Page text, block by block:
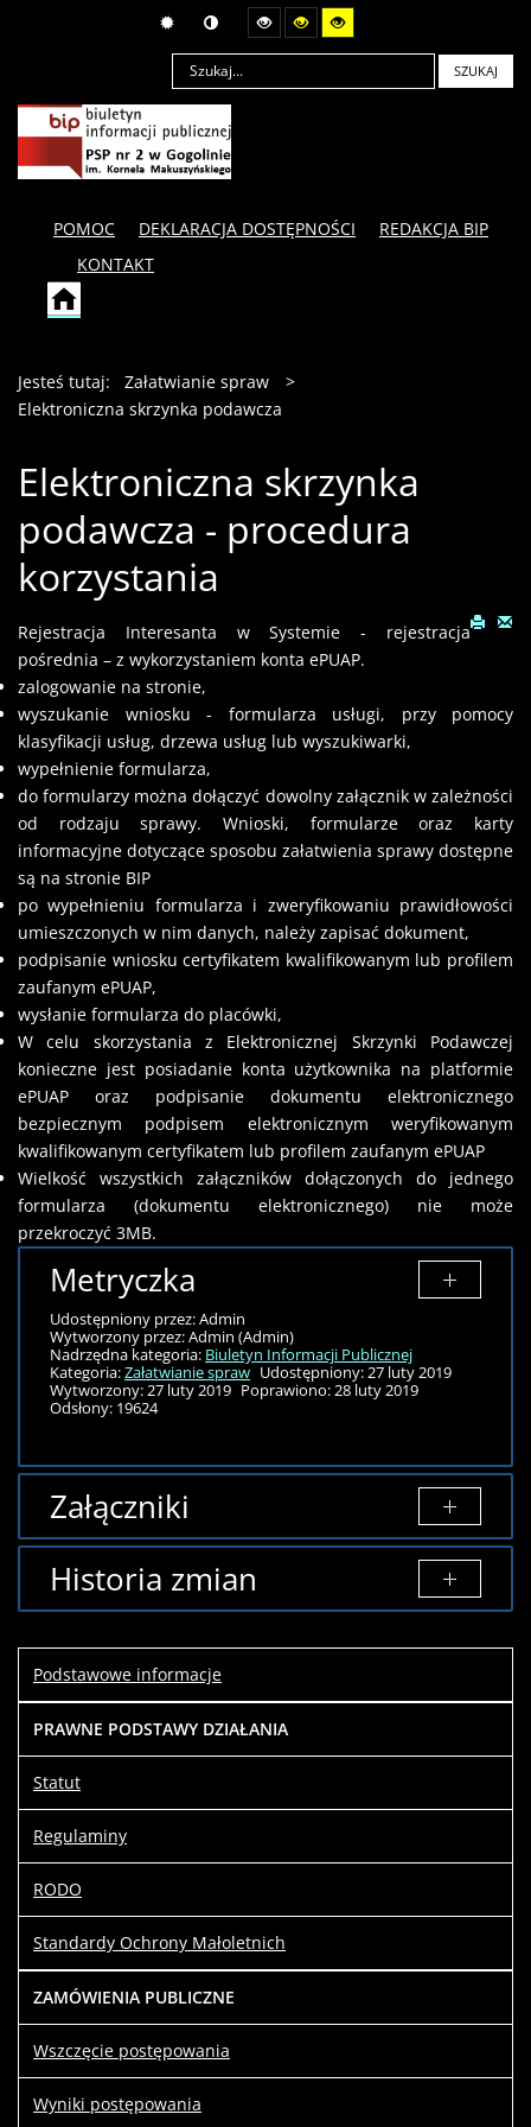
SZUKAJ
POMOC DEKLARACJA DOSTĘPNOŚCI
REDAKCJA BIP
KONTAKT
Jesteś tutaj: Załatwianie spraw
>
Elektroniczna skrzynka podawcza
Elektroniczna skrzynka
podawcza - procedura
korzystania
Rejestracja Interesanta w Systemie - rejestracja
pośrednia – z wykorzystaniem konta ePUAP.
zalogowanie na stronie,
wyszukanie wniosku - formularza usługi, przy pomocy
klasyfikacji usług, drzewa usług lub wyszukiwarki,
wypełnienie formularza,
do formularzy można dołączyć dowolny załącznik w zależności
od rodzaju sprawy. Wnioski, formularze oraz karty
informacyjne dotyczące sposobu załatwienia sprawy dostępne
są na stronie BIP
po wypełnieniu formularza i zweryfikowaniu prawidłowości
umieszczonych w nim danych, należy zapisać dokument,
podpisanie wniosku certyfikatem kwalifikowanym lub profilem
zaufanym ePUAP,
wysłanie formularza do placówki,
W celu skorzystania z Elektronicznej Skrzynki Podawczej
konieczne jest posiadanie konta użytkownika na platformie
ePUAP oraz podpisanie dokumentu elektronicznego
bezpiecznym podpisem elektronicznym weryfikowanym
kwalifikowanym certyfikatem lub profilem zaufanym ePUAP
Wielkość wszystkich załączników dołączonych do jednego
formularza (dokumentu elektronicznego) nie może
przekroczyć 3MB.
Metryczka
Udostępniony przez:Admin
Wytworzony przez:Admin (Admin)
Nadrzędna kategoria: Biuletyn Informacji Publicznej
Kategoria:Załatwianie spraw Udostępniony: 27 luty 2019
Wytworzony: 27 luty 2019 Poprawiono: 28 luty 2019
Odsłony: 19624
Załączniki
Brak załączników.
Historia zmian
zmian
Data Osoba
Porównaj
Artykuł
został
środa,
27 luty
2019
Renata
Kochanowska
został
zmieniony.
2019
Artykuł
zmieniony.
2019
Podstawowe informacje
PRAWNE PODSTAWY DZIAŁANIA
Statut
Regulaminy
RODO
Standardy Ochrony Małoletnich
ZAMÓWIENIA PUBLICZNE
Wszczęcie postępowania
Wyniki postępowania